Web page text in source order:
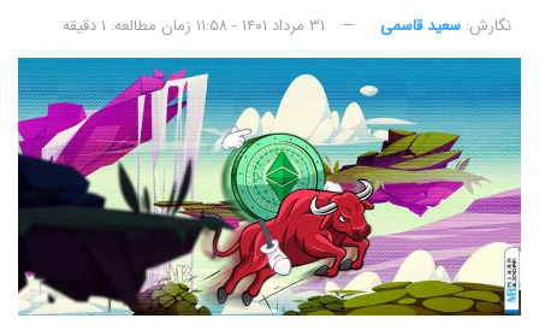
نگارش:‌ سعید قاسمی ۳۱ مرداد ۱۴۰۱ - ۱۱:۵۸ زمان مطالعه: ۱ دقیقه